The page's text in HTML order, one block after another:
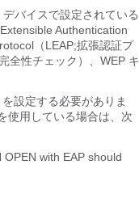
バイスで設定されている
Authentication
（LEAP;拡張認証プ
全性チェック）、WEP キ
設定する必要がありま
使用している場合は、次
OPEN with EAP should